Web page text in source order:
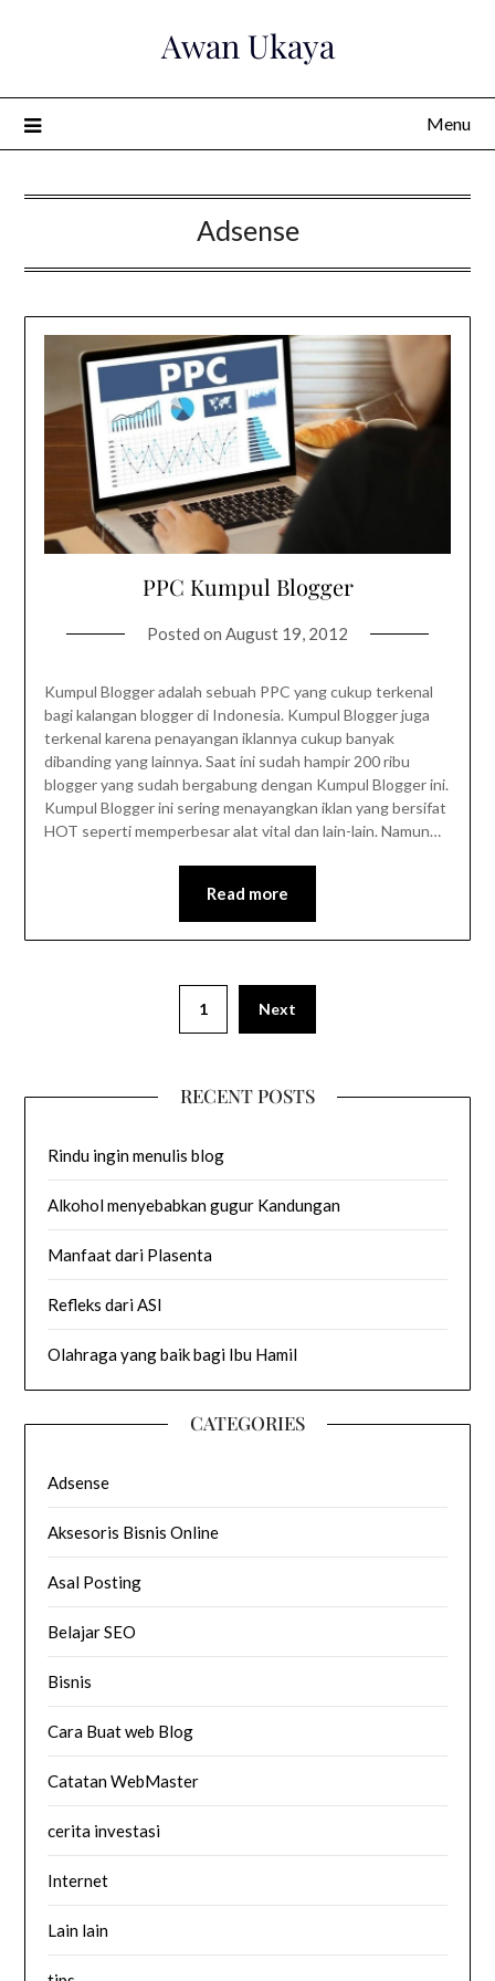
Awan Ukaya
Menu
Adsense
PPC Kumpul Blogger
Posted on August 19, 2012
Kumpul Blogger adalah sebuah PPC yang cukup terkenal
bagi kalangan blogger di Indonesia. Kumpul Blogger juga
terkenal karena penayangan iklannya cukup banyak
dibanding yang lainnya. Saat ini sudah hampir 200 ribu
blogger yang sudah bergabung dengan Kumpul Blogger ini.
Kumpul Blogger ini sering menayangkan iklan yang bersifat
HOT seperti memperbesar alat vital dan lain-lain. Namun…
Read more
1 Next
RECENT POSTS
Rindu ingin menulis blog
Alkohol menyebabkan gugur Kandungan
Manfaat dari Plasenta
Refleks dari ASI
Olahraga yang baik bagi Ibu Hamil
CATEGORIES
Adsense
Aksesoris Bisnis Online
Asal Posting
Belajar SEO
Bisnis
Cara Buat web Blog
Catatan WebMaster
cerita investasi
Internet
Lain lain